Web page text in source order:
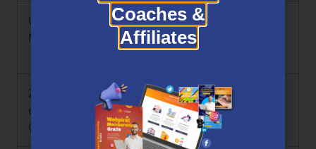
Umfassende
Marktanalyse
Erfordert Zeitaufwand
um Strategien zu
verfolgen
Zugang zum
exklusiven Inner
Circle Indikator
Nicht für Leute
geeignet, die das
„schnelle Geld“ suchen
Coaches &
Affiliates